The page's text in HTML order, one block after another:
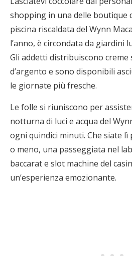
shopping in una delle boutique
piscina riscaldata del Wynn
l’anno, è circondata da giardini
Gli addetti distribuiscono creme
d’argento e sono disponibili
le giornate più fresche.
Le folle si riuniscono per
notturna di luci e acqua del
ogni quindici minuti. Che siate
o meno, una passeggiata nel
baccarat e slot machine del
un’esperienza emozionante.